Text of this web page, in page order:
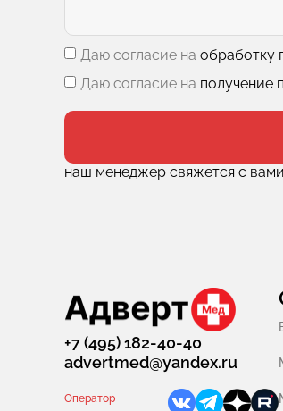
Даю согласие на обработку
Даю согласие на получение
наш менеджер свяжется с
+7 (495) 182-40-40
advertmed@yandex.ru
Оператор